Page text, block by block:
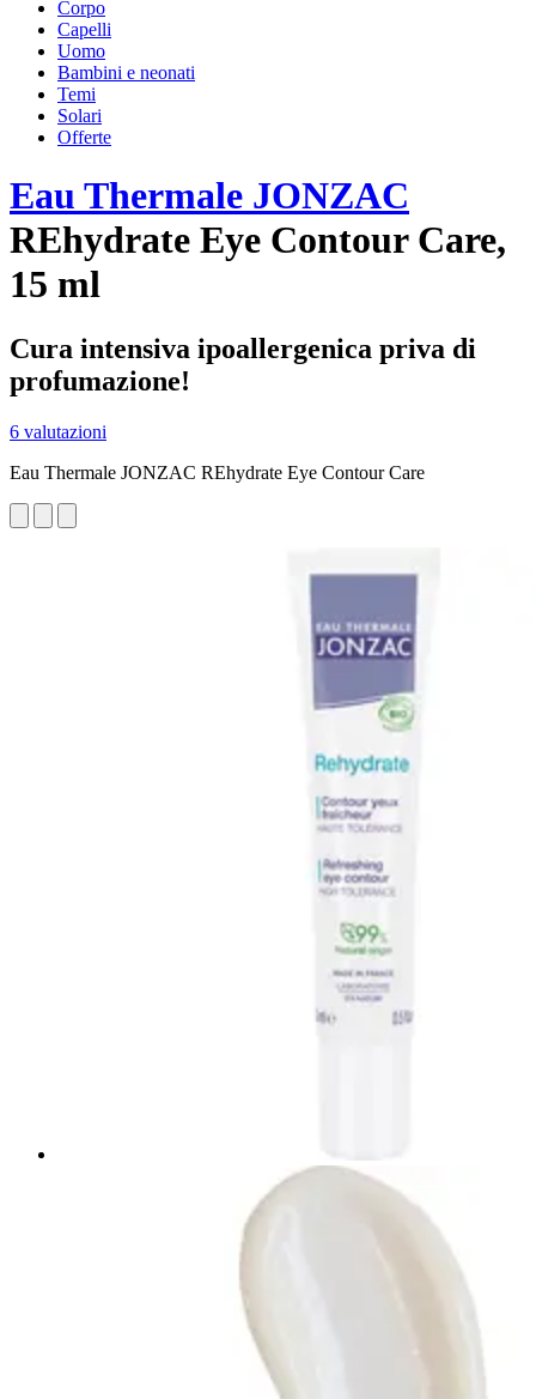
Corpo
Capelli
Uomo
Bambini e neonati
Temi
Solari
Offerte
Eau Thermale JONZAC
REhydrate Eye Contour Care,
15 ml
Cura intensiva ipoallergenica priva di
profumazione!
6 valutazioni
Eau Thermale JONZAC REhydrate Eye Contour Care